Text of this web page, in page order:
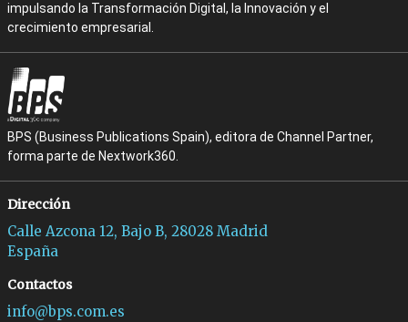
impulsando la Transformación Digital, la Innovación y el
crecimiento empresarial.
BPS (Business Publications Spain), editora de Channel Partner,
forma parte de Nextwork360.
Dirección
Calle Azcona 12, Bajo B, 28028 Madrid
España
Contactos
info@bps.com.es